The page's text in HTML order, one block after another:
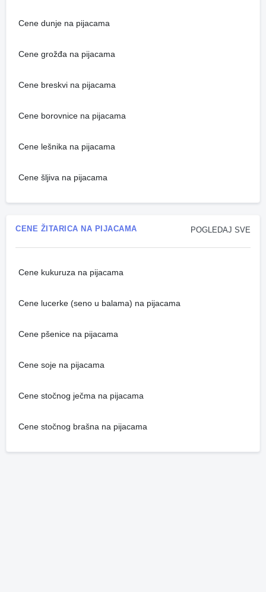
Cene dunje na pijacama
Cene grožđa na pijacama
Cene breskvi na pijacama
Cene borovnice na pijacama
Cene lešnika na pijacama
Cene šljiva na pijacama
POGLEDAJ SVE
CENE ŽITARICA NA PIJACAMA
Cene kukuruza na pijacama
Cene lucerke (seno u balama) na pijacama
Cene pšenice na pijacama
Cene soje na pijacama
Cene stočnog ječma na pijacama
Cene stočnog brašna na pijacama